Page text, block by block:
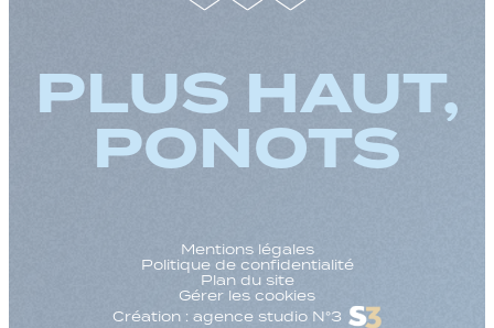
PLUS HAUT,
PONOTS
Mentions légales
Politique de confidentialité
Plan du site
Gérer les cookies
Création : agence studio N°3